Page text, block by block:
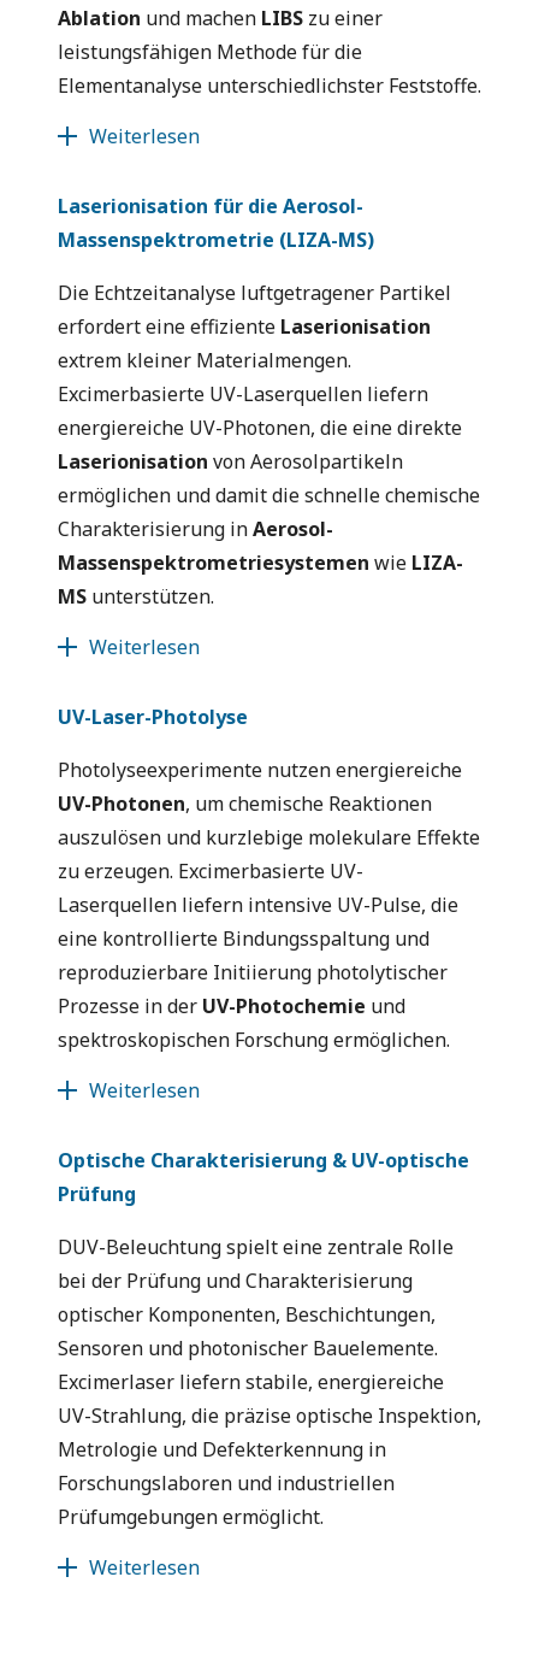
Ablation und machen LIBS zu einer
leistungsfähigen Methode für die
Elementanalyse unterschiedlichster Feststoffe.
Weiterlesen
Laserionisation für die Aerosol-
Massenspektrometrie (LIZA-MS)
Die Echtzeitanalyse luftgetragener Partikel
erfordert eine effiziente Laserionisation
extrem kleiner Materialmengen.
Excimerbasierte UV-Laserquellen liefern
energiereiche UV-Photonen, die eine direkte
Laserionisation von Aerosolpartikeln
ermöglichen und damit die schnelle chemische
Charakterisierung inAerosol-
Massenspektrometriesystemen wie LIZA-
MS unterstützen.
Weiterlesen
UV-Laser-Photolyse
Photolyseexperimente nutzen energiereiche
UV-Photonen, um chemische Reaktionen
auszulösen und kurzlebige molekulare Effekte
zu erzeugen. Excimerbasierte UV-
Laserquellen liefern intensive UV-Pulse, die
eine kontrollierte Bindungsspaltung und
reproduzierbare Initiierung photolytischer
Prozesse in der UV-Photochemie und
spektroskopischen Forschung ermöglichen.
Weiterlesen
Optische Charakterisierung & UV-optische
Prüfung
DUV-Beleuchtung spielt eine zentrale Rolle
bei der Prüfung und Charakterisierung
optischer Komponenten, Beschichtungen,
Sensoren und photonischer Bauelemente.
Excimerlaser liefern stabile, energiereiche
UV-Strahlung, die präzise optische Inspektion,
Metrologie und Defekterkennung in
Forschungslaboren und industriellen
Prüfumgebungen ermöglicht.
Weiterlesen